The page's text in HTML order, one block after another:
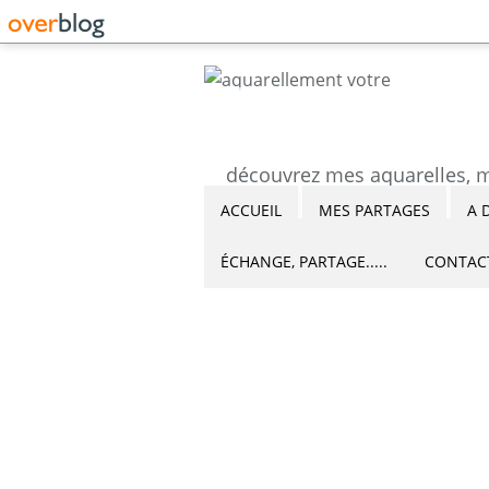
ACCUEIL MES PARTAGES A
ÉCHANGE, PARTAGE.....